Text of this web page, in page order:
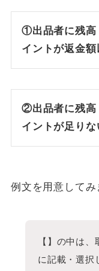
①出品者に残高
イントが返金額
②出品者に残高
イントが足りな
例文を用意してみ
【】の中は
に記載・選択